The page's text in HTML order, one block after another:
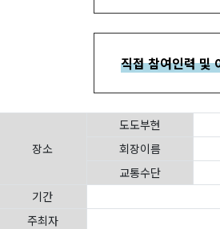
직접 참여인력 및
장소
도도부현
회장이름
교통수단
기간
주최자